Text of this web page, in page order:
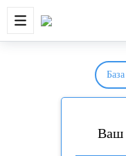
НОВОСТРОЙКИ
Ваш